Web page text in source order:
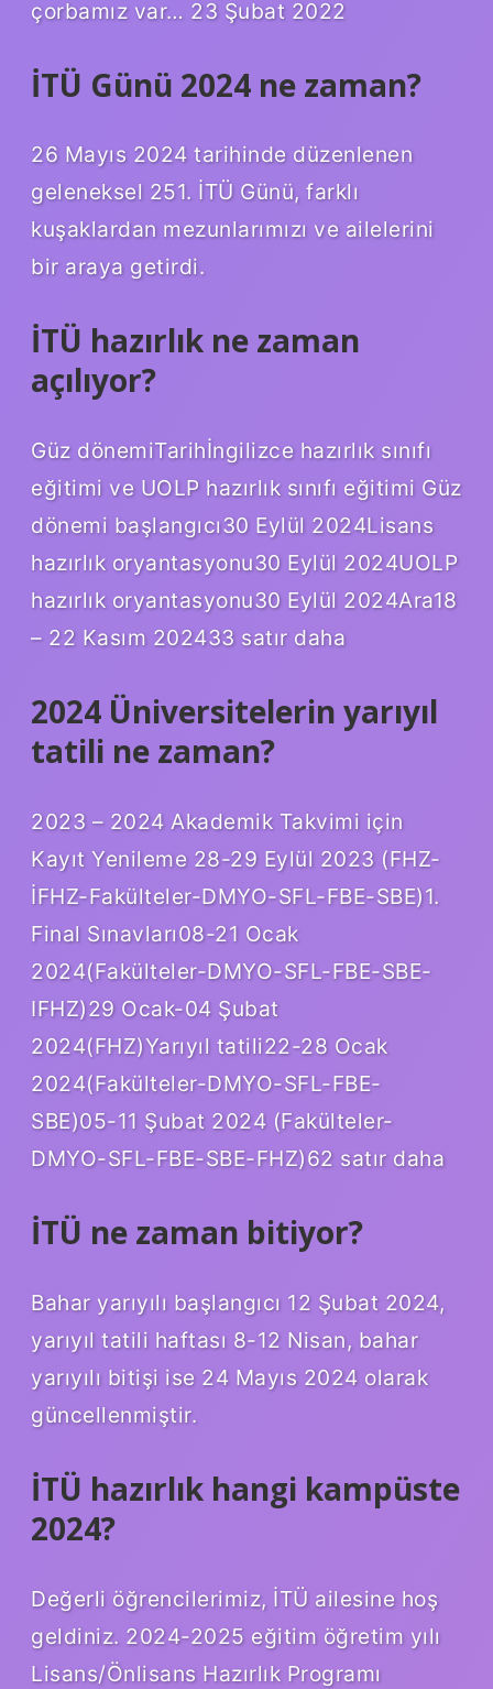
çorbamız var… 23 Şubat 2022
İTÜ Günü 2024 ne zaman?
26 Mayıs 2024 tarihinde düzenlenen
geleneksel 251. İTÜ Günü, farklı
kuşaklardan mezunlarımızı ve ailelerini
bir araya getirdi.
İTÜ hazırlık ne zaman
açılıyor?
Güz dönemiTarihİngilizce hazırlık sınıfı
eğitimi ve UOLP hazırlık sınıfı eğitimi Güz
dönemi başlangıcı30 Eylül 2024Lisans
hazırlık oryantasyonu30 Eylül 2024UOLP
hazırlık oryantasyonu30 Eylül 2024Ara18
– 22 Kasım 202433 satır daha
2024 Üniversitelerin yarıyıl
tatili ne zaman?
2023 – 2024 Akademik Takvimi için
Kayıt Yenileme 28-29 Eylül 2023 (FHZ-
İFHZ-Fakülteler-DMYO-SFL-FBE-SBE)1.
Final Sınavları08-21 Ocak
2024(Fakülteler-DMYO-SFL-FBE-SBE-
IFHZ)29 Ocak-04 Şubat
2024(FHZ)Yarıyıl tatili22-28 Ocak
2024(Fakülteler-DMYO-SFL-FBE-
SBE)05-11 Şubat 2024 (Fakülteler-
DMYO-SFL-FBE-SBE-FHZ)62 satır daha
İTÜ ne zaman bitiyor?
Bahar yarıyılı başlangıcı 12 Şubat 2024,
yarıyıl tatili haftası 8-12 Nisan, bahar
yarıyılı bitişi ise 24 Mayıs 2024 olarak
güncellenmiştir.
İTÜ hazırlık hangi kampüste
2024?
Değerli öğrencilerimiz, İTÜ ailesine hoş
geldiniz. 2024-2025 eğitim öğretim yılı
Lisans/Önlisans Hazırlık Programı